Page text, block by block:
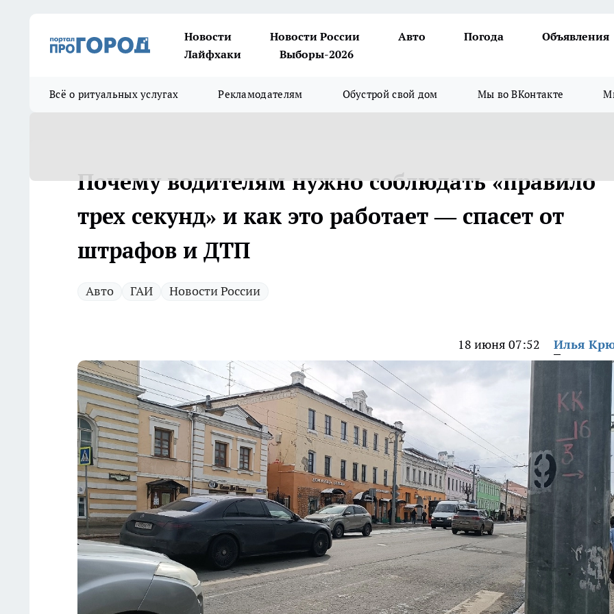
Новости Новости России Авто Погода
Объявления
Лайфхаки
Выборы-2026
Всё о ритуальных услугах Рекламодателям Обустрой свой дом Мы во ВКонтакте
Почему водителям нужно соблюдать «правило
трех секунд» и как это работает — спасет от
штрафов и ДТП
Авто ГАИ Новости России
18 июня 07:52 Илья